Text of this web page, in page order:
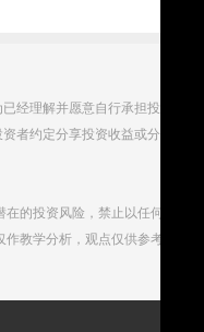
经理解并愿意自行承担投资服
者约定分享投资收益或分担投
的投资风险，禁止以任何方式
教学分析，观点仅供参考。股